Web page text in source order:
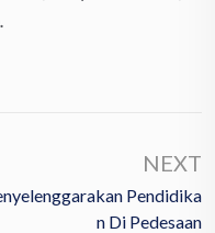
NEXT
Pendidika
N Di Pedesaan